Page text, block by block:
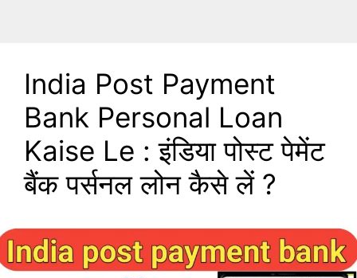
India Post Payment
Bank Personal Loan
Kaise Le : इंडिया पोस्ट पेमेंट
बैंक पर्सनल लोन कैसे लें ?